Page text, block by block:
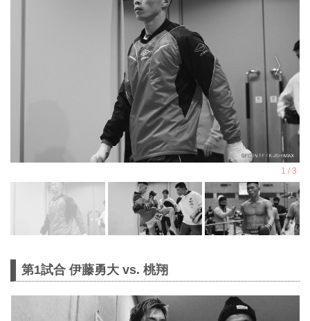
第1試合 伊藤勇大 vs. 桃翔